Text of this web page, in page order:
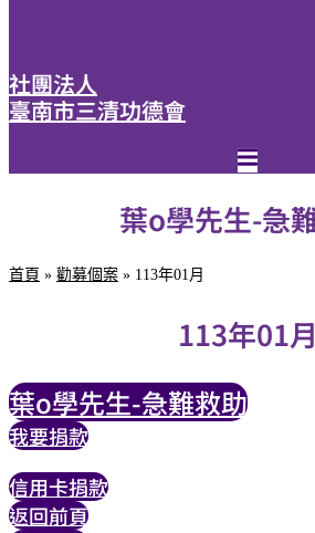
社團法人
臺南市三清功德會
葉o學先生-急
首頁 » 勸募個案 » 113年01月
113年01月
葉o學先生-急難救助
我要捐款
信用卡捐款
返回前頁